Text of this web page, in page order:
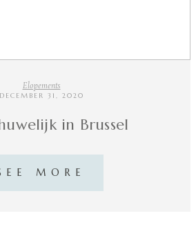
Elopements
DECEMBER 31, 2020
in Brussel
MORE